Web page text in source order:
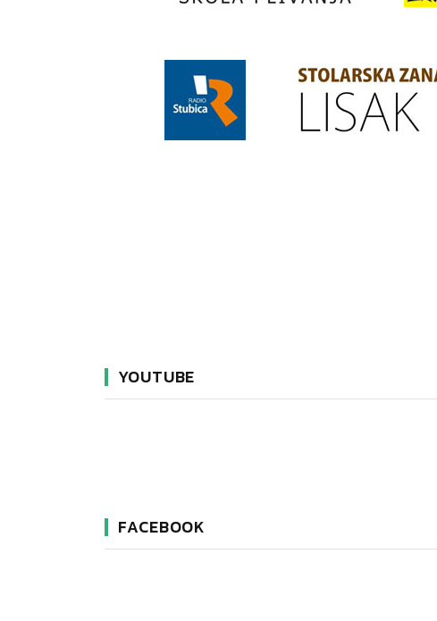
YOUTUBE
FACEBOOK